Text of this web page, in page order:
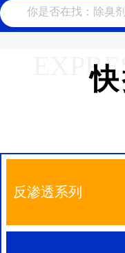
反渗透系列